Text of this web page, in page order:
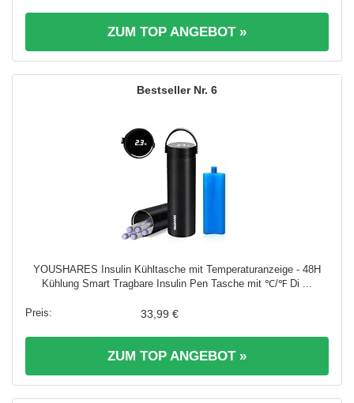
ZUM TOP ANGEBOT »
6
YOUSHARES Insulin Kühltasche mit Temperaturanzeige - 48H
Kühlung Smart Tragbare Insulin Pen Tasche mit ℃/℉ Di ...
33,99 €
ZUM TOP ANGEBOT »